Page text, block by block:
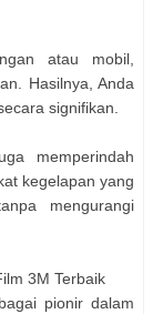
atau mobil,
Hasilnya, Anda
signifikan.
memperindah
kegelapan yang
mengurangi
3M Terbaik
pionir dalam